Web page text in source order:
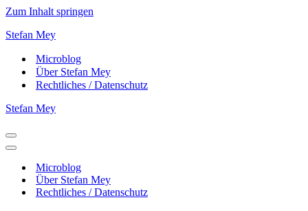
Zum Inhalt springen
Stefan Mey
Microblog
Über Stefan Mey
Rechtliches / Datenschutz
Stefan Mey
Navigationsmenü
Navigationsmenü
Microblog
Über Stefan Mey
Rechtliches / Datenschutz